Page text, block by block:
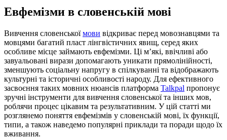
Евфемізми в словенській мові
Вивчення словенськоїмови відкриває перед мовознавцями та
мовцями багатий пласт лінгвістичних явищ, серед яких
особливе місце займають евфемізми. Ці м’які, ввічливі або
завуальовані вирази допомагають уникати прямолінійності,
зменшують соціальну напругу в спілкуванні та відображають
культурні та історичні особливості народу. Для ефективного
засвоєння таких мовних нюансів платформа Talkpal пропонує
зручні інструменти для вивчення словенської та інших мов,
роблячи процес цікавим та результативним. У цій статті ми
розглянемо поняття евфемізмів у словенській мові, їх функції,
типи, а також наведемо популярні приклади та поради щодо їх
вживання.